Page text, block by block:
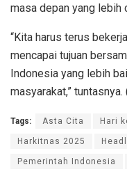
masa depan yang lebih
“Kita harus terus
mencapai tujuan
Indonesia yang lebih
masyarakat,” tuntasnya.
Tags: Asta Cita Hari
Harkitnas 2025
Pemerintah Indonesia